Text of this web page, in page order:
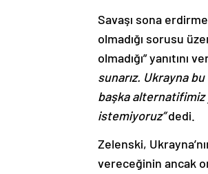
Savaşı sona
olmadığı sorusu
olmadığı” yanıtını
sunarız. Ukrayna
başka alternatifimiz
istemiyoruz”dedi.
Zelenski,
vereceğinin ancak